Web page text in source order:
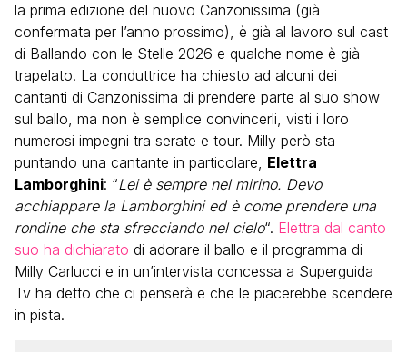
la prima edizione del nuovo Canzonissima (già
confermata per l’anno prossimo), è già al lavoro sul cast
di Ballando con le Stelle 2026 e qualche nome è già
trapelato. La conduttrice ha chiesto ad alcuni dei
cantanti di Canzonissima di prendere parte al suo show
sul ballo, ma non è semplice convincerli, visti i loro
numerosi impegni tra serate e tour. Milly però sta
puntando una cantante in particolare, Elettra
Lamborghini: “Lei è sempre nel mirino. Devo
acchiappare la Lamborghini ed è come prendere una
rondine che sta sfrecciando nel cielo“. Elettra dal canto
suo ha dichiarato di adorare il ballo e il programma di
Milly Carlucci e in un’intervista concessa a Superguida
Tv ha detto che ci penserà e che le piacerebbe scendere
in pista.